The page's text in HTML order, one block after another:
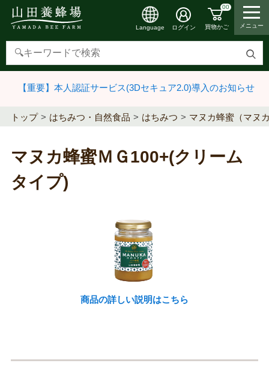
検
す
Language ログイン
00
買物かご メニュー
【重要】本人認証サービス(3Dセキュア2.0)導入のお知らせ
トップ はちみつ・自然食品 はちみつ マヌカ蜂蜜（マヌ
マヌカ蜂蜜ＭＧ100+(クリーム
タイプ)
商品の詳しい説明はこちら